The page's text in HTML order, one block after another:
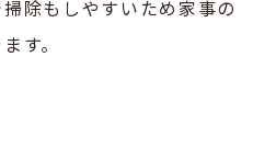
除もしやすいため家事の
す。